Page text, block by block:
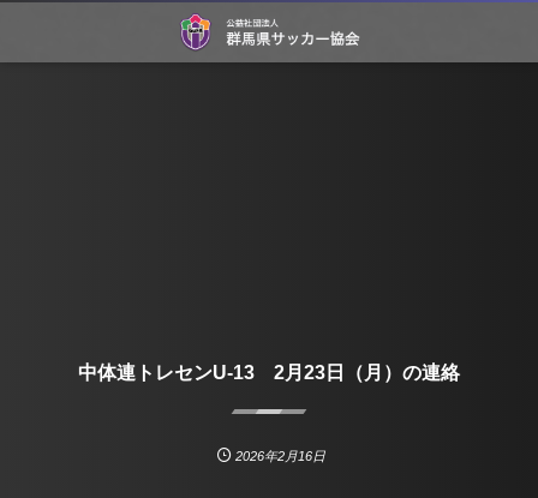
中体連トレセンU-13 2月23日（月）の連絡
2026年2月16日